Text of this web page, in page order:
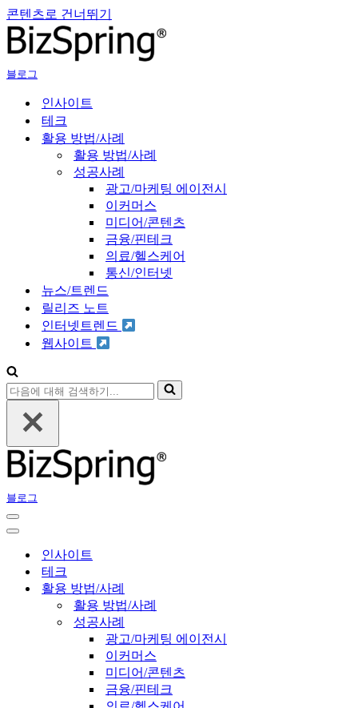
콘텐츠로 건너뛰기
블로그
인사이트
테크
활용 방법/사례
활용 방법/사례
성공사례
광고/마케팅 에이전시
이커머스
미디어/콘텐츠
금융/핀테크
의료/헬스케어
통신/인터넷
뉴스/트렌드
릴리즈 노트
인터넷트렌드
웹사이트
다
음
해
검
하
기...
블로그
내
비
내
인사이트
테크
활용 방법/사례
활용 방법/사례
성공사례
광고/마케팅 에이전시
이커머스
미디어/콘텐츠
금융/핀테크